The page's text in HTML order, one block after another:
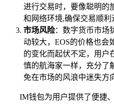
进行交易时，要像聪明的
和网络环境,确保交易顺利
市场风险：数字货币市场
动较大，EOS的价格也会
的变化而起伏不定，用户
慎的航海家一样，充分了
免在市场的风浪中迷失方
IM钱包为用户提供了便捷